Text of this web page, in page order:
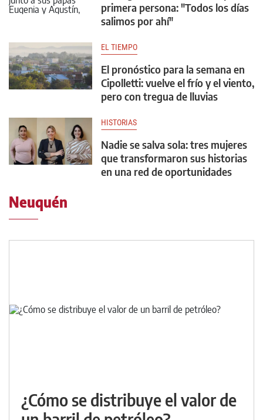
primera persona: "Todos los días
salimos por ahí"
EL TIEMPO
El pronóstico para la semana en
Cipolletti: vuelve el frío y el viento,
pero con tregua de lluvias
HISTORIAS
Nadie se salva sola: tres mujeres
que transformaron sus historias
en una red de oportunidades
Neuquén
¿Cómo se distribuye el valor de